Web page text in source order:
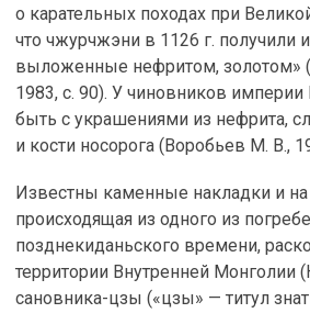
о карательных походах при
что чжурчжэни в 1126 г. получили
выложенные нефритом, золотом»
1983, с. 90). У чиновников
быть с украшениями из нефрита,
и кости носорога (Воробьев М. В.,
Известны каменные накладки и
происходящая из одного из
позднекиданьского времени,
территории Внутренней Монголии
сановника-цзы («цзы» — титул